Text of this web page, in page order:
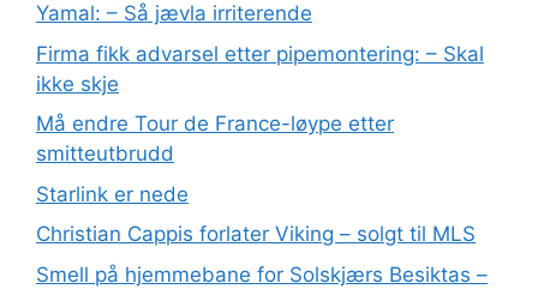
Yamal: – Så jævla irriterende
Firma fikk advarsel etter pipemontering: – Skal
ikke skje
Må endre Tour de France-løype etter
smitteutbrudd
Starlink er nede
Christian Cappis forlater Viking – solgt til MLS
Smell på hjemmebane for Solskjærs Besiktas –